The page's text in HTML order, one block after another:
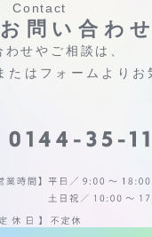
Contact
お問い合わせ
せやご相談は、
たはフォームよりお